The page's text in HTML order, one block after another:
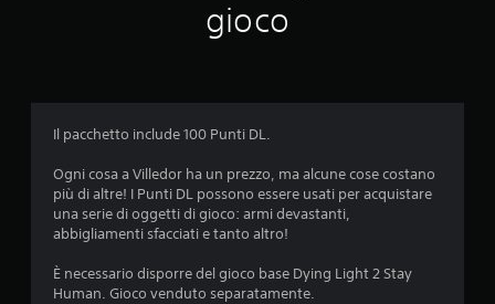
d
a
gioco
Il pacchetto include 100 Punti DL.
Ogni cosa a Villedor ha un prezzo, ma alcune cose costano
più di altre! I Punti DL possono essere usati per acquistare
una serie di oggetti di gioco: armi devastanti,
abbigliamenti sfacciati e tanto altro!
È necessario disporre del gioco base Dying Light 2 Stay
Human. Gioco venduto separatamente.